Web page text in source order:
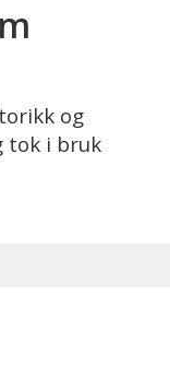
og
tok i bruk